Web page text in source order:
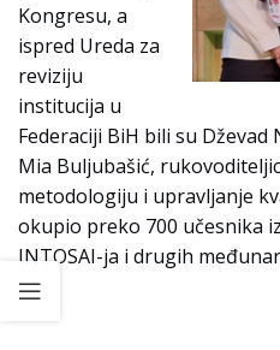
Kongresu, a
ispred Ureda za
reviziju
institucija u
Federaciji BiH bili su
Mia Buljubašić,
metodologiju i upravljanje
okupio preko 700 učesnika
INTOSAI-ja i drugih